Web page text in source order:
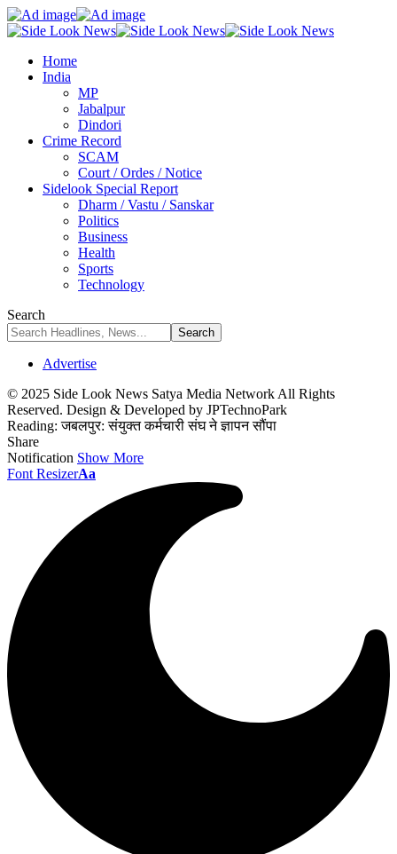
Home
India
MP
Jabalpur
Dindori
Crime Record
SCAM
Court / Ordes / Notice
Sidelook Special Report
Dharm / Vastu / Sanskar
Politics
Business
Health
Sports
Technology
Search
Advertise
© 2025 Side Look News Satya Media Network All Rights
Reserved. Design & Developed by JPTechnoPark
Reading: जबलपुर: संयुक्त कर्मचारी संघ ने ज्ञापन सौंपा
Share
Notification Show More
Font ResizerAa